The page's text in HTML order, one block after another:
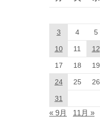
3 4 5
10 11 12
17 18 19
24 25 26
31
« 9月 11月 »